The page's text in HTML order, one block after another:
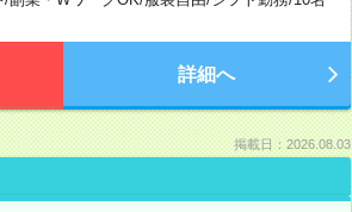
詳細へ
掲載日：2026.08.03